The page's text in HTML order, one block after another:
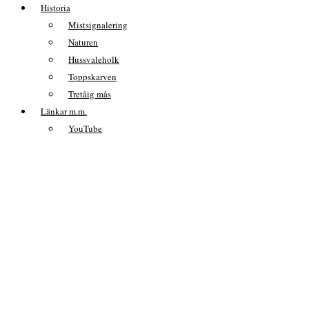
Historia
Mistsignalering
Naturen
Hussvaleholk
Toppskarven
Tretåig mås
Länkar m.m.
YouTube